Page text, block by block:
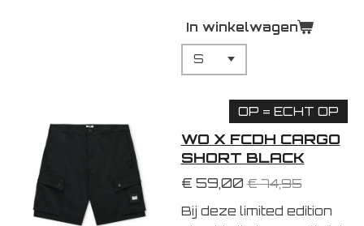
In winkelwagen
OP = ECHT OP
WO X FCDH CARGO
SHORT BLACK
€ 59,00 € 74,95
Bij deze limited edition